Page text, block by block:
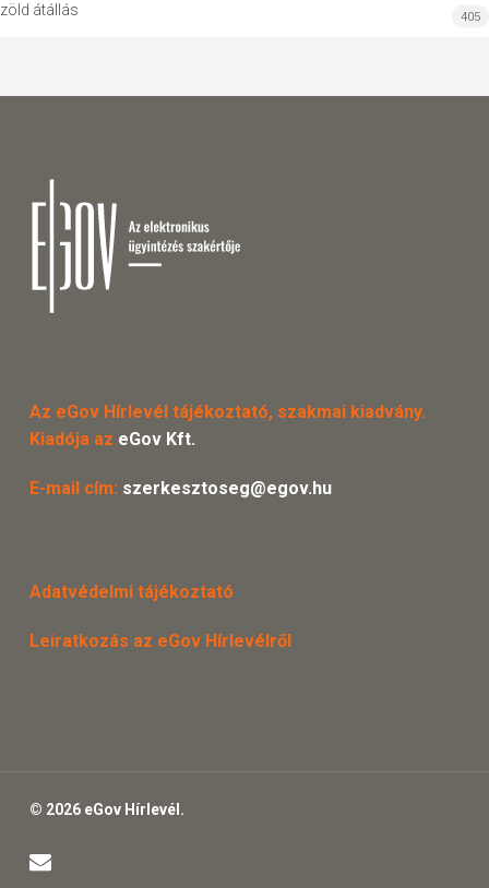
zöld átállás 405
Az eGov Hírlevél tájékoztató, szakmai kiadvány.
Kiadója az eGov Kft.
E-mail cím: szerkesztoseg@egov.hu
Adatvédelmi tájékoztató
Leiratkozás az eGov Hírlevélről
© 2026 eGov Hírlevél.
email